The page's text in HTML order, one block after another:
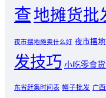
查地摊货批
夜市摆地摊卖什么好 夜市摆
发技巧 小吃零食
东省赶集时间表 帽子批发 广